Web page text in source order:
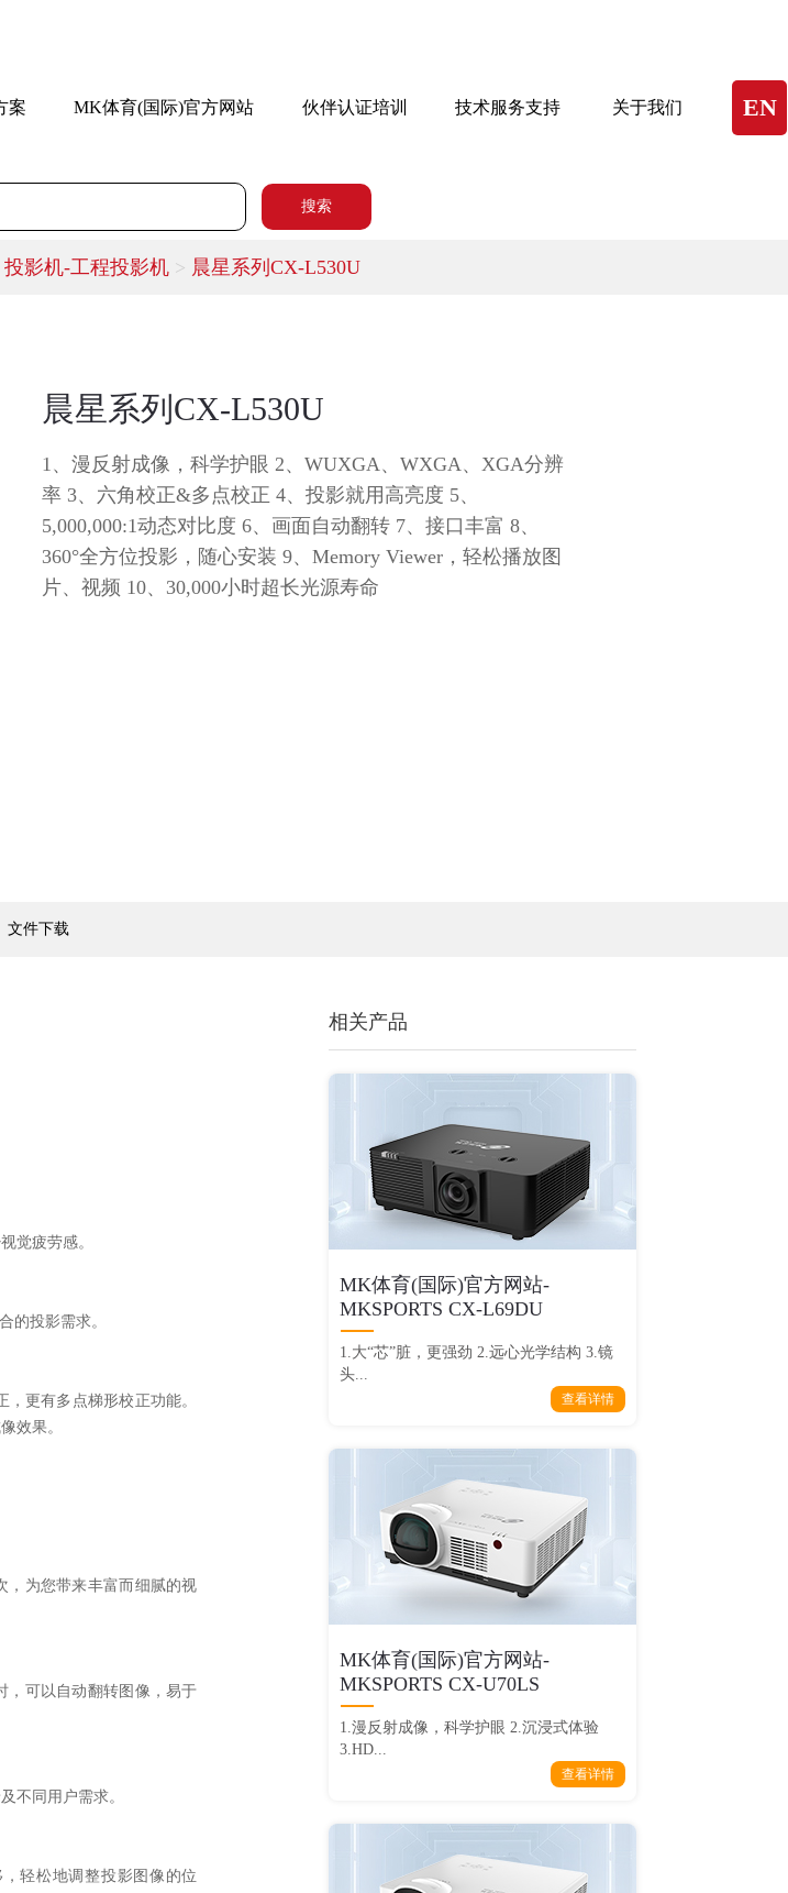
案 MK体育(国际)官方网站 伙伴认证培训 技术服务支持 关于我们 EN
搜索
投影机-工程投影机> 晨星系列CX-L530U
晨星系列CX-L530U
1、漫反射成像，科学护眼 2、WUXGA、WXGA、XGA分辨
率 3、六角校正&多点校正 4、投影就用高亮度 5、
5,000,000:1动态对比度 6、画面自动翻转 7、接口丰富 8、
360°全方位投影，随心安装 9、Memory Viewer，轻松播放图
片、视频 10、30,000小时超长光源寿命
文件下载
觉疲劳感。
的投影需求。
，更有多点梯形校正功能。
效果。
，为您带来丰富而细腻的视
，可以自动翻转图像，易于
不同用户需求。
轻松地调整投影图像的位
相关产品
MK体育(国际)官方网站-
MKSPORTS CX-L69DU
1.大“芯”脏，更强劲 2.远心光学结构 3.镜
头...
查看详情
MK体育(国际)官方网站-
MKSPORTS CX-U70LS
1.漫反射成像，科学护眼 2.沉浸式体验
3.HD...
查看详情